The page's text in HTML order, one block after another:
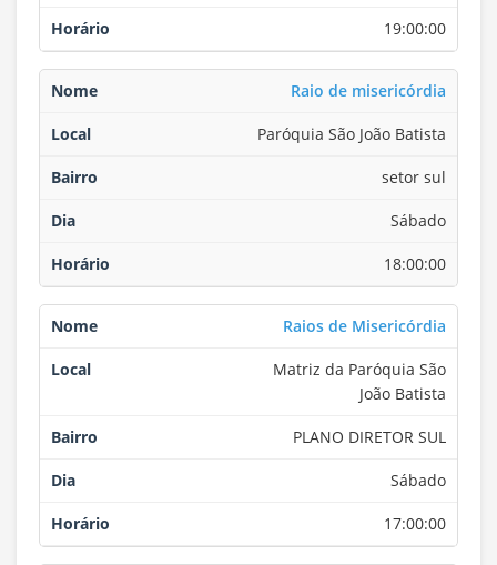
19:00:00
Raio de misericórdia
Paróquia São João Batista
setor sul
Sábado
18:00:00
Raios de Misericórdia
Matriz da Paróquia São
João Batista
PLANO DIRETOR SUL
Sábado
17:00:00